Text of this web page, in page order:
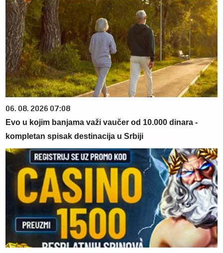
06. 08. 2026 07:08
Evo u kojim banjama važi vaučer od 10.000 dinara -
kompletan spisak destinacija u Srbiji